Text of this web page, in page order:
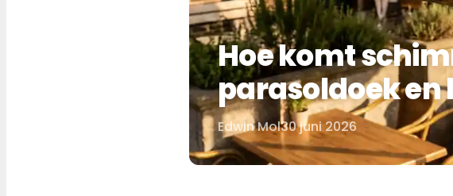
Hoe komt
parasoldoek en
Door
Edwin Mol30 juni 2026